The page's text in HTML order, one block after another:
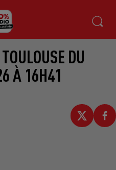
DU
À 16H41